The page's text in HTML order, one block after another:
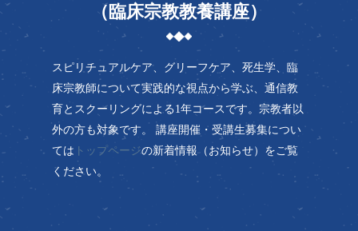
（臨床宗教教養講座）
スピリチュアルケア、グリーフケア、死生学、臨
床宗教師について実践的な視点から学ぶ、通信教
育とスクーリングによる1年コースです。宗教者以
外の方も対象です。 講座開催・受講生募集につい
ては トップページの新着情報（お知らせ）をご覧
ください。